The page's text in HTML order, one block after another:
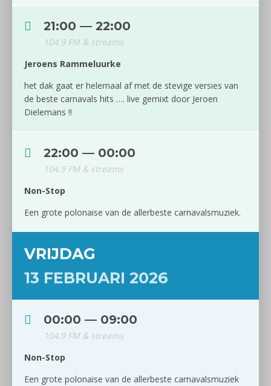
21:00 — 22:00
104.9 FM & streams
Jeroens Rammeluurke
het dak gaat er helemaal af met de stevige versies van
de beste carnavals hits …. live gemixt door Jeroen
Dielemans !!
22:00 — 00:00
104.9 FM & streams
Non-Stop
Een grote polonaise van de allerbeste carnavalsmuziek.
VRIJDAG
13 FEBRUARI 2026
00:00 — 09:00
104.9 FM & streams
Non-Stop
Een grote polonaise van de allerbeste carnavalsmuziek